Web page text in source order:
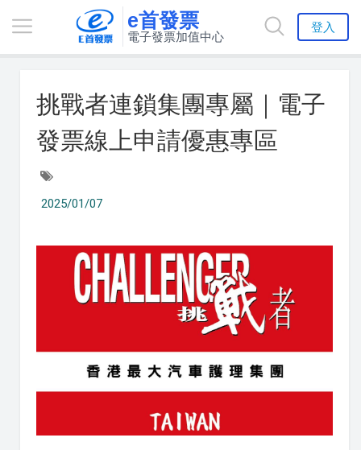
e首發票
電子發票加值中心
登入
挑戰者連鎖集團專屬｜電子
發票線上申請優惠專區
2025/01/07